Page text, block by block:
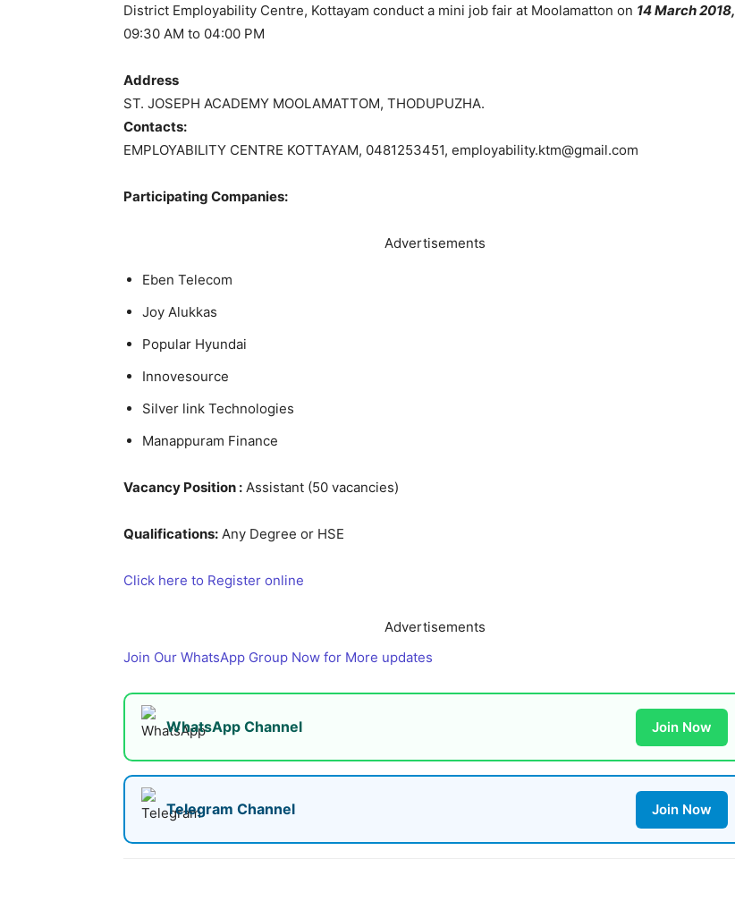
District Employability Centre, Kottayam conduct a mini job fair at Moolamatton on 14 March 2018,
09:30 AM to 04:00 PM
Address
ST. JOSEPH ACADEMY MOOLAMATTOM, THODUPUZHA.
Contacts:
EMPLOYABILITY CENTRE KOTTAYAM, 0481253451, employability.ktm@gmail.com
Participating Companies:
Advertisements
Eben Telecom
Joy Alukkas
Popular Hyundai
Innovesource
Silver link Technologies
Manappuram Finance
Vacancy Position : Assistant (50 vacancies)
Qualifications: Any Degree or HSE
Click here to Register online
Advertisements
Join Our WhatsApp Group Now for More updates
WhatsApp Channel Join Now
Telegram Channel Join Now